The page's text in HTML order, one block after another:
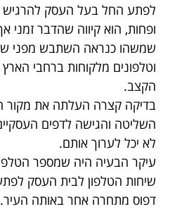
לפתע החל בעל העסק להרגיש
ופחות, הוא קיווה שהדבר זמני
שמשהו כנראה השתבש מפני
וטלפונים מלקוחות ברחבי
הקצב.
בדיקה קצרה העלתה את מקור
השליטה והגישה לדפים
לא יכל לערוך אותם.
עיקר הבעיה היה שמספר
שיחות הטלפון לבית העסק
דפוס מתחרה אחר באותה העיר.